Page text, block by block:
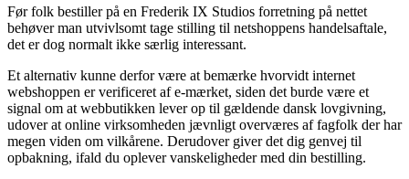
Før folk bestiller på en Frederik IX Studios forretning på nettet
behøver man utvivlsomt tage stilling til netshoppens handelsaftale,
det er dog normalt ikke særlig interessant.
Et alternativ kunne derfor være at bemærke hvorvidt internet
webshoppen er verificeret af e-mærket, siden det burde være et
signal om at webbutikken lever op til gældende dansk lovgivning,
udover at online virksomheden jævnligt overværes af fagfolk der har
megen viden om vilkårene. Derudover giver det dig genvej til
opbakning, ifald du oplever vanskeligheder med din bestilling.